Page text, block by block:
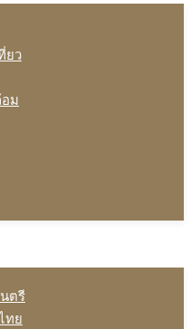
ยว
ม
ตรี
ทย